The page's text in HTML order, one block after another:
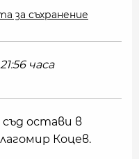
за съхранение
часа
остави в
Коцев.